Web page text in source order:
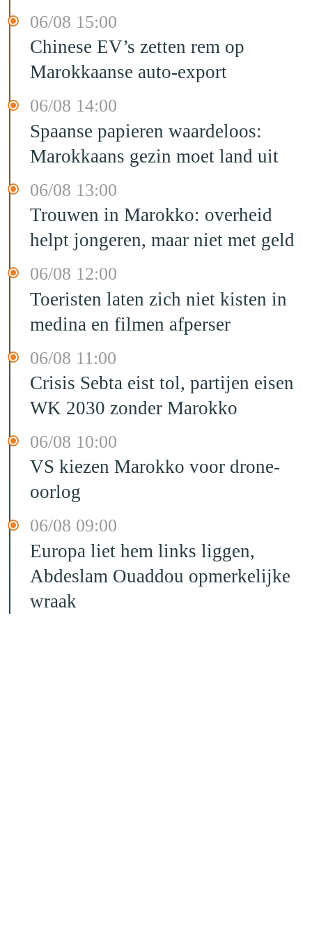
06/08 15:00
Chinese EV’s zetten rem op
Marokkaanse auto-export
06/08 14:00
Spaanse papieren waardeloos:
Marokkaans gezin moet land uit
06/08 13:00
Trouwen in Marokko: overheid
helpt jongeren, maar niet met geld
06/08 12:00
Toeristen laten zich niet kisten in
medina en filmen afperser
06/08 11:00
Crisis Sebta eist tol, partijen eisen
WK 2030 zonder Marokko
06/08 10:00
VS kiezen Marokko voor drone-
oorlog
06/08 09:00
Europa liet hem links liggen,
Abdeslam Ouaddou opmerkelijke
wraak